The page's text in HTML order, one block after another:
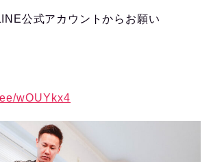
公式アカウントからお願い
wOUYkx4